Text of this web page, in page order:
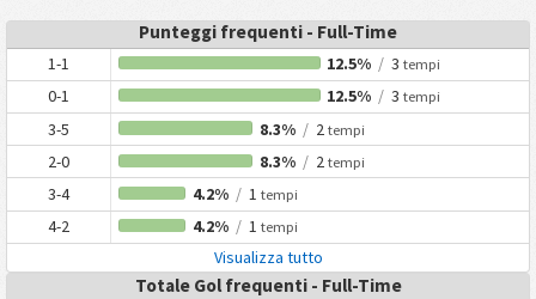
Punteggi frequenti - Full-Time
1-1 12.5% / 3tempi
0-1 12.5% / 3tempi
3-5 8.3% /2 tempi
2-0 8.3% /2 tempi
3-4 4.2% /1 tempi
4-2 4.2% /1 tempi
Visualizza tutto
Totale Gol frequenti - Full-Time